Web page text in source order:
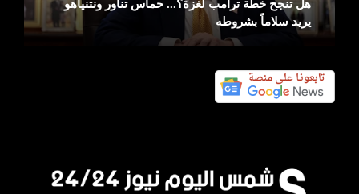
هل تنجح خطة ترامب لغزة؟... حماس تناور ونتنياهو
يريد سلاماً بشروطه